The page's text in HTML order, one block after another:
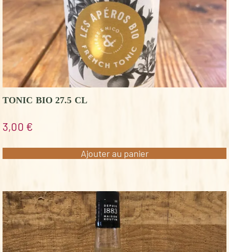
TONIC BIO 27.5 CL
3,00 €
Ajouter au panier